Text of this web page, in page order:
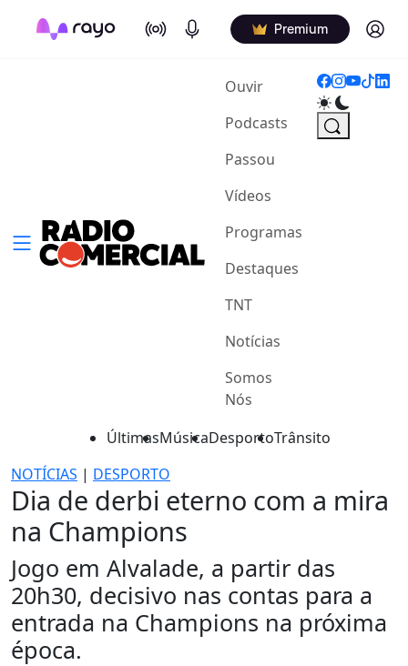
On Air Podcasts Premium Log in
Ouvir(current)
Podcasts
Passou
Vídeos
Programas
Destaques
TNT
Notícias
Somos
Nós
ÚltimasMúsicaDesportoTrânsito
NOTÍCIAS | DESPORTO
Dia de derbi eterno com a mira
na Champions
Jogo em Alvalade, a partir das
20h30, decisivo nas contas para a
entrada na Champions na próxima
época.